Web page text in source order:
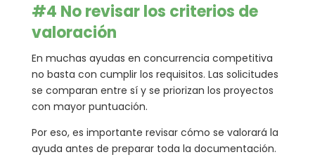
#4 No revisar los criterios de
valoración
En muchas ayudas en concurrencia competitiva
no basta con cumplir los requisitos. Las solicitudes
se comparan entre sí y se priorizan los proyectos
con mayor puntuación.
Por eso, es importante revisar cómo se valorará la
ayuda antes de preparar toda la documentación.